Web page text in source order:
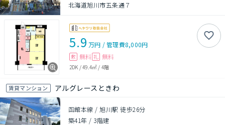
北海道旭川市五条通７
5.9 万円 /管理費8,000円
敷 無料 礼 無料
2DK /49.4㎡ / 4階
賃貸マンション アルグレースときわ
函館本線 / 旭川駅 徒歩26分
築41年 / 3階建